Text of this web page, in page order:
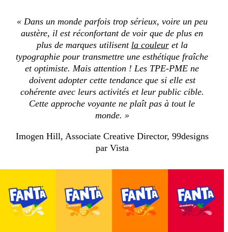
« Dans un monde parfois trop sérieux, voire un peu
austère, il est réconfortant de voir que de plus en
plus de marques utilisent la couleuret la
typographie pour transmettre une esthétique fraîche
et optimiste. Mais attention ! Les TPE-PME ne
doivent adopter cette tendance que si elle est
cohérente avec leurs activités et leur public cible.
Cette approche voyante ne plaît pas à tout le
monde. »
Imogen Hill, Associate Creative Director, 99designs
par Vista